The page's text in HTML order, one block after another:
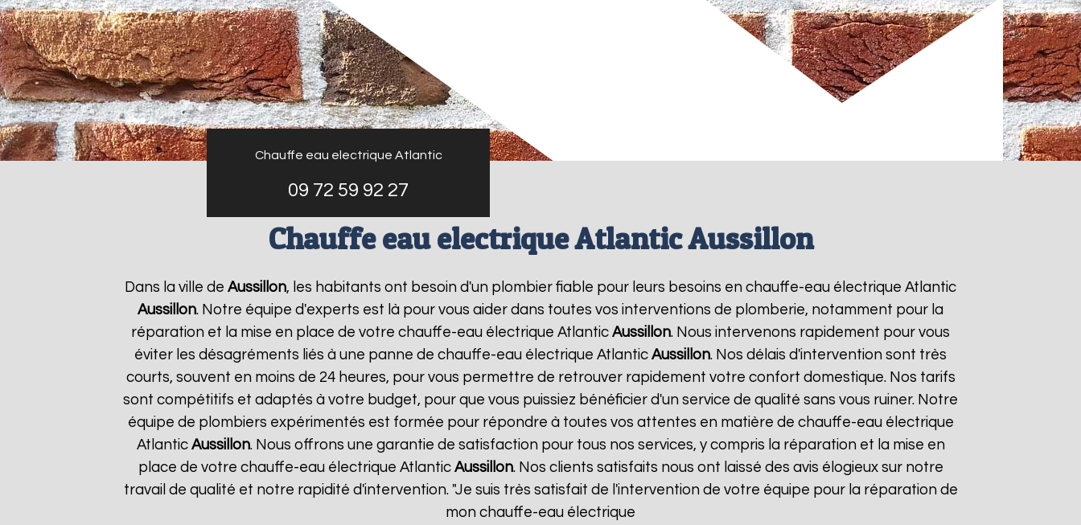
Chauffe eau electrique Atlantic
09 72 59 92 27
Chauffe eau electrique Atlantic Aussillon
Dans la ville de Aussillon, les habitants ont besoin d'un plombier fiable pour leurs besoins en chauffe-eau électrique Atlantic
Aussillon. Notre équipe d'experts est là pour vous aider dans toutes vos interventions de plomberie, notamment pour la
réparation et la mise en place de votre chauffe-eau électrique Atlantic Aussillon. Nous intervenons rapidement pour vous
éviter les désagréments liés à une panne de chauffe-eau électrique Atlantic Aussillon. Nos délais d'intervention sont très
courts, souvent en moins de 24 heures, pour vous permettre de retrouver rapidement votre confort domestique. Nos tarifs
sont compétitifs et adaptés à votre budget, pour que vous puissiez bénéficier d'un service de qualité sans vous ruiner. Notre
équipe de plombiers expérimentés est formée pour répondre à toutes vos attentes en matière de chauffe-eau électrique
Atlantic Aussillon. Nous offrons une garantie de satisfaction pour tous nos services, y compris la réparation et la mise en
place de votre chauffe-eau électrique Atlantic Aussillon. Nos clients satisfaits nous ont laissé des avis élogieux sur notre
travail de qualité et notre rapidité d'intervention. "Je suis très satisfait de l'intervention de votre équipe pour la réparation de
mon chauffe-eau électrique